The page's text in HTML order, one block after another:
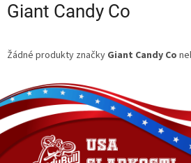
Giant Candy Co
Žádné produkty značky Giant Candy Co
á
p
a